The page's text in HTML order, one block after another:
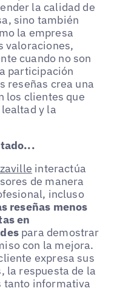
la calidad de
sino también
la empresa
valoraciones,
cuando no son
participación
reseñas crea una
los clientes que
y la
interactúa
de manera
incluso
reseñas menos
en
para demostrar
con la mejora.
expresa sus
la respuesta de la
tanto informativa